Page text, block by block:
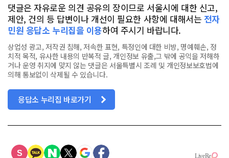
댓글은 자유로운 의견 공유의 장이므로 서울시에 대한 신고,
제안, 건의 등 답변이나 개선이 필요한 사항에 대해서는 전자
민원 응답소 누리집을 이용하여 주시기 바랍니다.
상업성 광고, 저작권 침해, 저속한 표현, 특정인에 대한 비방, 명예훼손, 정
치적 목적, 유사한 내용의 반복적 글, 개인정보 유출,그 밖에 공익을 저해하
거나 운영 취지에 맞지 않는 댓글은 서울특별시 조례 및 개인정보보호법에
의해 통보없이 삭제될 수 있습니다.
응답소 누리집 바로가기